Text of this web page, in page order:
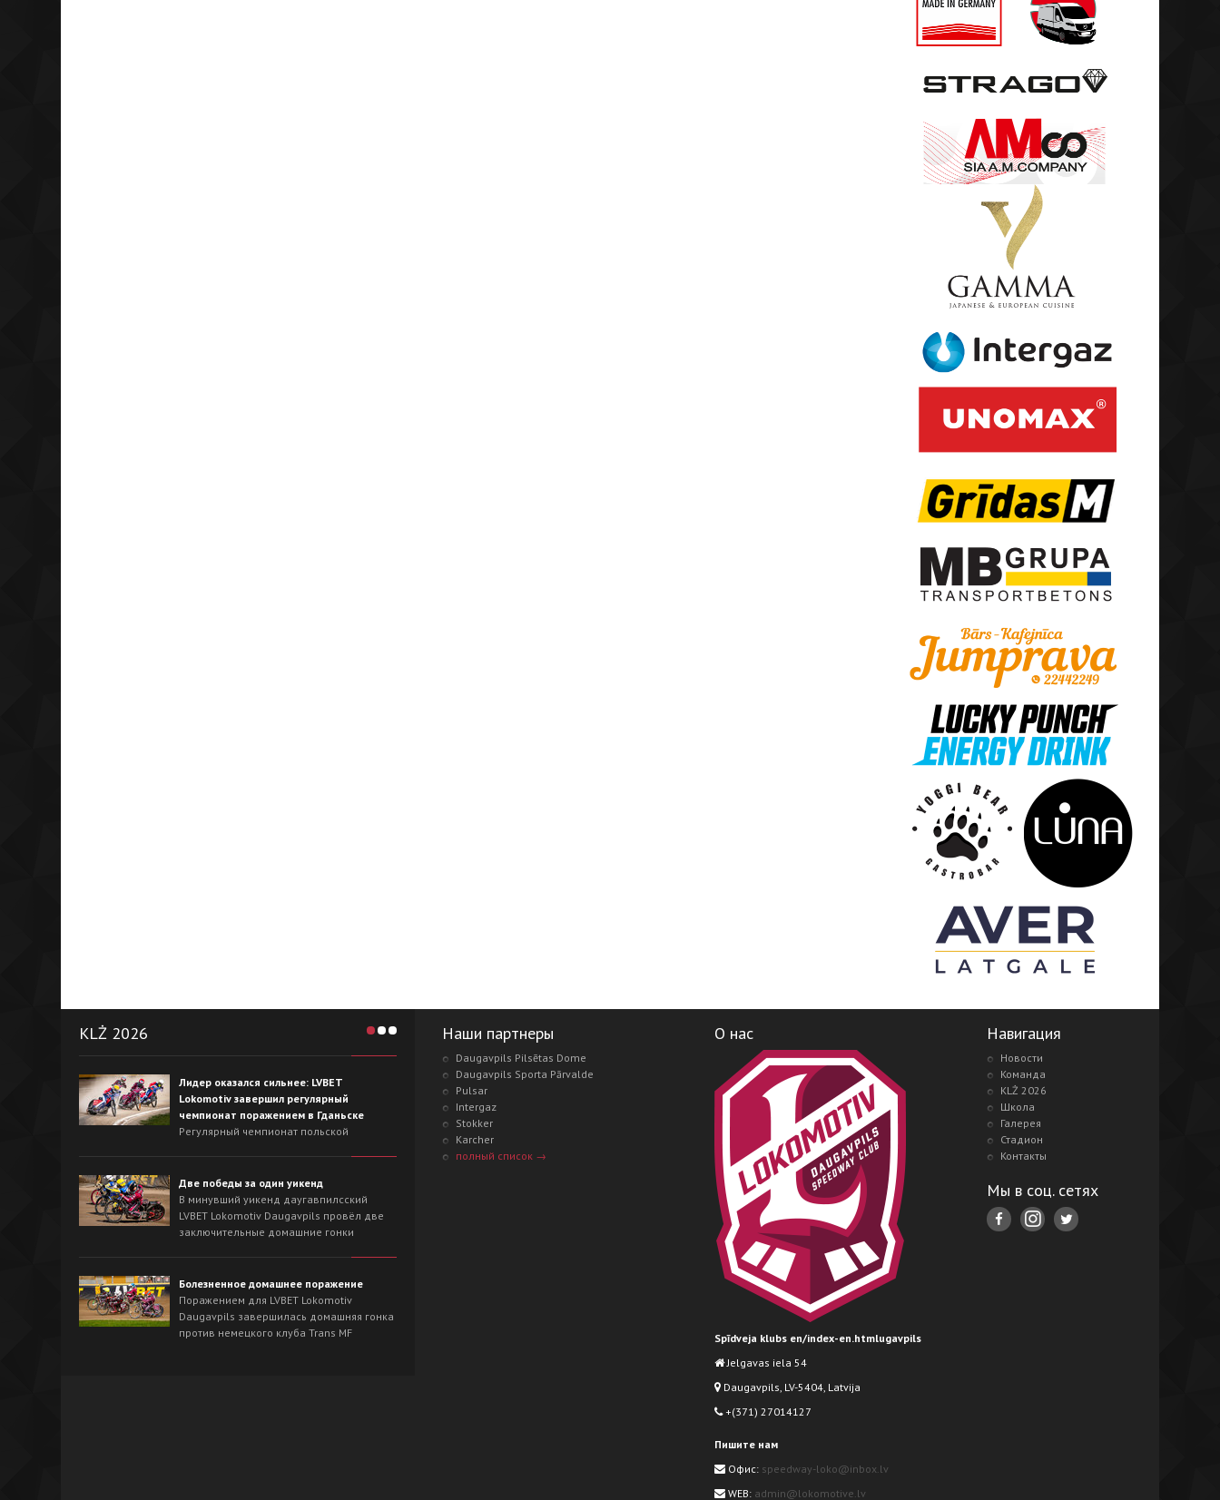
KLŻ 2026
Лидер оказался сильнее: LVBET
Lokomotiv завершил регулярный
чемпионат поражением в Гданьске
Регулярный чемпионат польской
против лидера сезона - Wybrzeże Gdańsk.
На треке в Гданьске хозяева с первых
заездов захватили инициативу и
одержали победу со счётом 54:36.
Две победы за один уикенд
В минувший уикенд даугавпилсский
LVBET Lokomotiv Daugavpils провёл две
заключительные домашние гонки
домашнем треке наша команда сначала
в невероятно напряжённой борьбе
вырвала победу у OK Kolejarz Opole -
46:44, а на следующий день уверенно
Болезненное домашнее поражение
Поражением для LVBET Lokomotiv
Daugavpils завершилась домашняя гонка
против немецкого клуба Trans MF
Наши партнеры
Daugavpils Pilsētas Dome
Daugavpils Sporta Pārvalde
Pulsar
Intergaz
Stokker
Karcher
полный список →
О нас
Spīdveja klubs en/index-en.htmlugavpils
Jelgavas iela 54
Daugavpils, LV-5404, Latvija
+(371) 27014127
Пишите нам
Офис: speedway-loko@inbox.lv
WEB: admin@lokomotive.lv
Навигация
Новости
Команда
KLŻ 2026
Школа
Галерея
Стадион
Контакты
Мы в соц. сетях